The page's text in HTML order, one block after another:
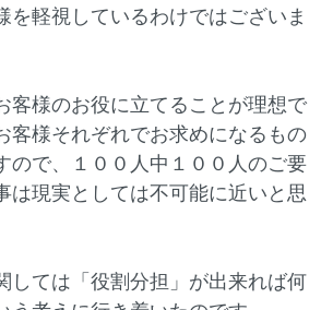
を軽視しているわけではございま
客様のお役に立てることが理想で
客様それぞれでお求めになるもの
ので、１００人中１００人のご要
は現実としては不可能に近いと思
しては「役割分担」が出来れば何